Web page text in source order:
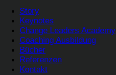
Story
Keynotes
Change Leaders Academy
Coaching Ausbildung
Bücher
Referenzen
Kontakt